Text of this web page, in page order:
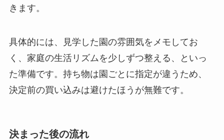
きます。
具体的には、見学した園の雰囲気をメモしてお
く、家庭の生活リズムを少しずつ整える、といっ
た準備です。持ち物は園ごとに指定が違うため、
決定前の買い込みは避けたほうが無難です。
決まった後の流れ